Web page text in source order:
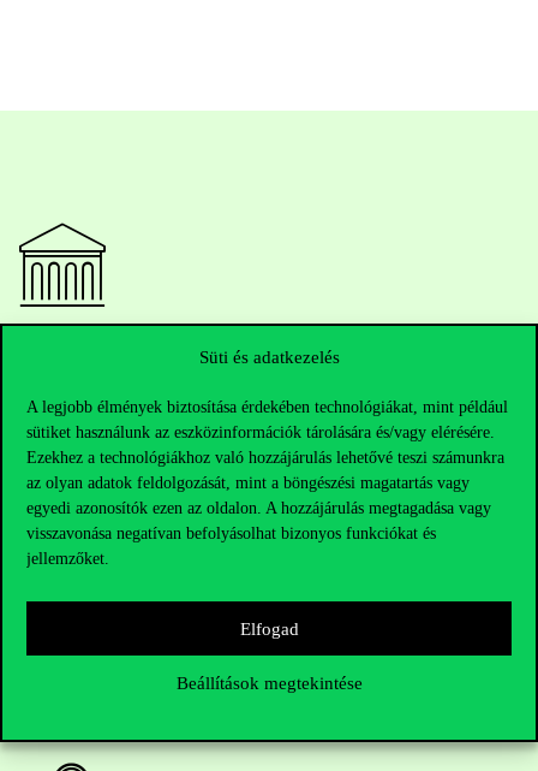
Süti és adatkezelés
A legjobb élmények biztosítása érdekében technológiákat, mint például
sütiket használunk az eszközinformációk tárolására és/vagy elérésére.
Ezekhez a technológiákhoz való hozzájárulás lehetővé teszi számunkra
az olyan adatok feldolgozását, mint a böngészési magatartás vagy
egyedi azonosítók ezen az oldalon. A hozzájárulás megtagadása vagy
visszavonása negatívan befolyásolhat bizonyos funkciókat és
jellemzőket.
Elfogad
Beállítások megtekintése
Telefonszám:+36 1 482 5000
Kérdésed van a felvételivel kapcsolatban?
Oktatói elérhetőségek
HUB jelenlegi hallgatóinknak
press@uni-corvinus.hu